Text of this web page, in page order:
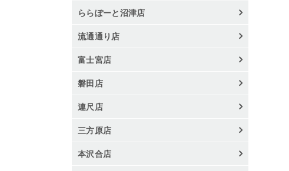
ららぽーと沼津店
流通通り店
富士宮店
磐田店
連尺店
三方原店
本沢合店